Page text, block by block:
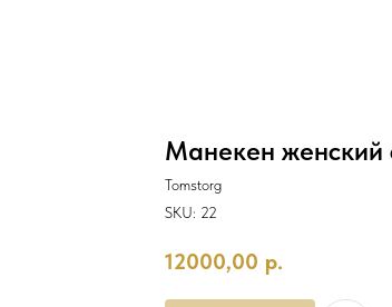
Манекен женский
Tomstorg
SKU: 22
12000,00 р.